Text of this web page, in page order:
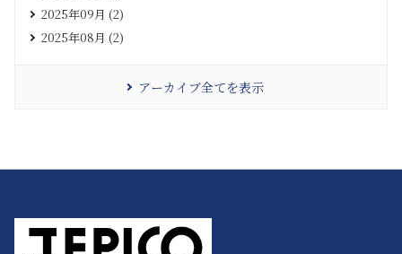
2025年09月 (2)
2025年08月 (2)
アーカイブ全てを表示